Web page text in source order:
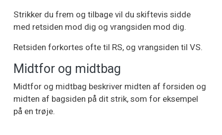
Strikker du frem og tilbage vil du skiftevis sidde
med retsiden mod dig og vrangsiden mod dig.
Retsiden forkortes ofte til RS, og vrangsiden til VS.
Midtfor og midtbag
Midtfor og midtbag beskriver midten af forsiden og
midten af bagsiden på dit strik, som for eksempel
på en trøje.